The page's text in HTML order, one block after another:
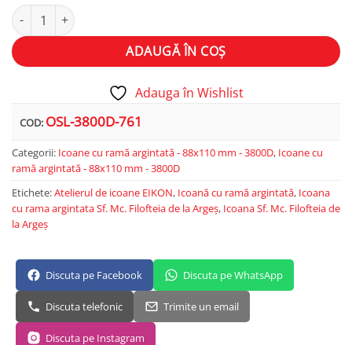
Cantitate Sf. Mc. Filofteia de la Argeș
ADAUGĂ ÎN COȘ
Alternative:
Adauga în Wishlist
COD: OSL-3800D-761
Categorii: Icoane cu ramă argintată - 88x110 mm - 3800D, Icoane cu
ramă argintată - 88x110 mm - 3800D
Etichete:Atelierul de icoane EIKON, Icoană cu ramă argintată, Icoana
cu rama argintata Sf. Mc. Filofteia de la Argeș, Icoana Sf. Mc. Filofteia de
la Argeș
Discuta pe Facebook Discuta pe WhatsApp
Discuta telefonic Trimite un email
Discuta pe Instagram